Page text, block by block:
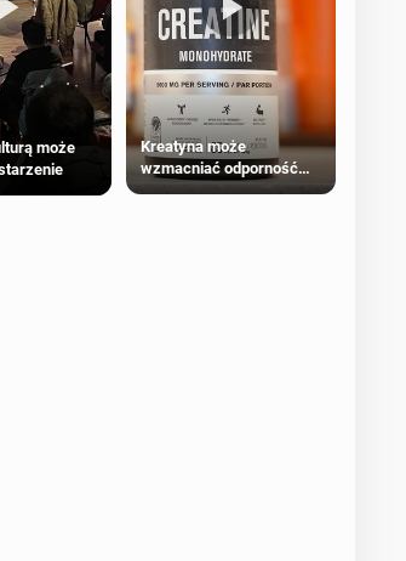
może
Kreatyna może
wzmacniać odporność
przeciw nowotworom